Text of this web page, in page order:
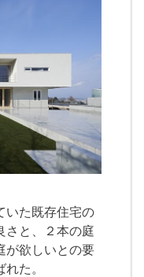
いた既存住宅の
さと、２本の庭
が欲しいとの要
た。